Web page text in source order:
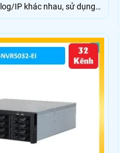
IP khác nhau, sử dụng
tiết kiệm dung lượng
AI thông minh với SMD
diện khuôn mặt.